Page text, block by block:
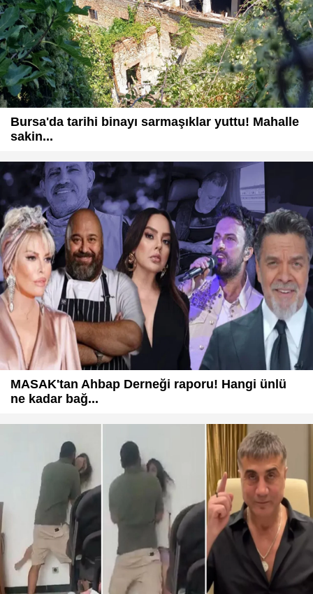
Bursa'da tarihi binayı sarmaşıklar yuttu! Mahalle
sakin...
MASAK'tan Ahbap Derneği raporu! Hangi ünlü
ne kadar bağ...